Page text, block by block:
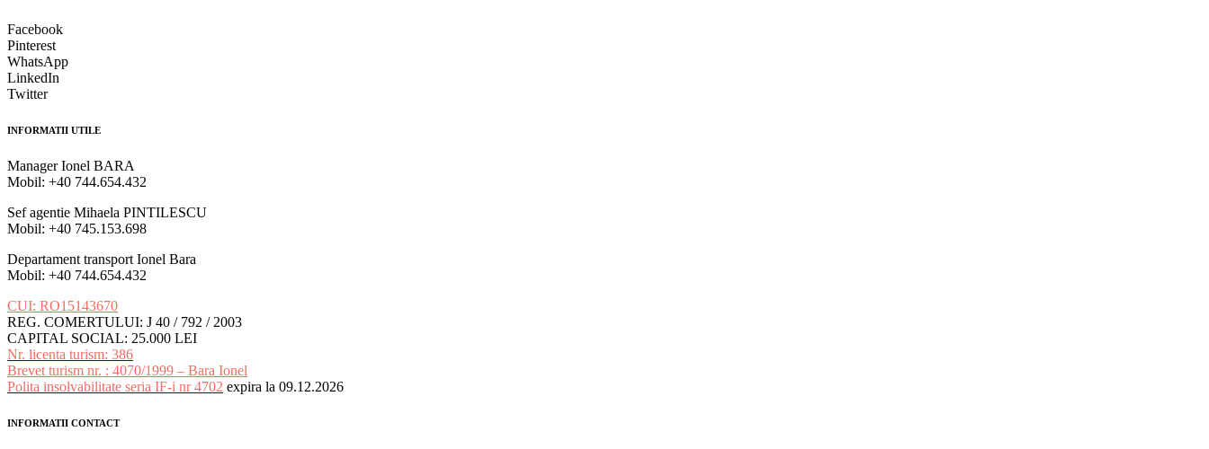
Facebook
Pinterest
WhatsApp
LinkedIn
Twitter
INFORMATII UTILE
Manager Ionel BARA
Mobil: +40 744.654.432
Sef agentie Mihaela PINTILESCU
Mobil: +40 745.153.698
Departament transport Ionel Bara
Mobil: +40 744.654.432
CUI: RO15143670
REG. COMERTULUI: J 40 / 792 / 2003
CAPITAL SOCIAL: 25.000 LEI
Nr. licenta turism: 386
Brevet turism nr. : 4070/1999 – Bara Ionel
Polita insolvabilitate seria IF-i nr 4702 expira la 09.12.2026
INFORMATII CONTACT